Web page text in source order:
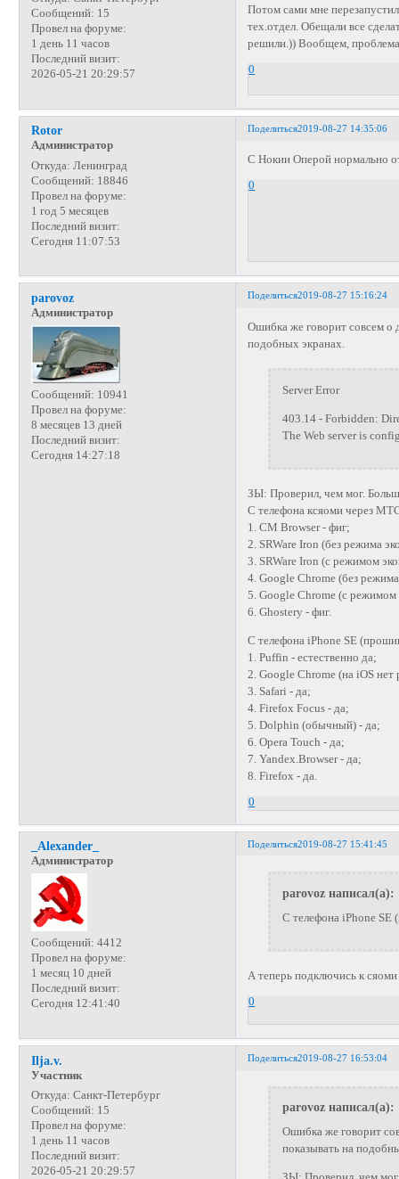
Сообщений: 15
Провел на форуме:
1 день 11 часов
Последний визит:
2026-05-21 20:29:57
Потом сами мне
тех.отдел. Обещали все
решили.)) Вообщем, проблема
0
Поделиться2019-08-27 14:35:06
Rotor
Администратор
Откуда: Ленинград
Сообщений: 18846
Провел на форуме:
1 год 5 месяцев
Последний визит:
Сегодня 11:07:53
С Нокии Оперой нормально
0
Поделиться2019-08-27 15:16:24
parovoz
Администратор
Сообщений: 10941
Провел на форуме:
8 месяцев 13 дней
Последний визит:
Сегодня 14:27:18
Ошибка же говорит совсем о
подобных экранах.
Server Error
403.14 - Forbidden:
The Web server is
ЗЫ: Проверил, чем мог.
С телефона ксяоми через
1. CM Browser - фиг;
2. SRWare Iron (без режима
3. SRWare Iron (с режимом
4. Google Chrome (без
5. Google Chrome (с режимом
6. Ghostery - фиг.
С телефона iPhone SE
1. Puffin - естественно да;
2. Google Chrome (на iOS
3. Safari - да;
4. Firefox Focus - да;
5. Dolphin (обычный) - да;
6. Opera Touch - да;
7. Yandex.Browser - да;
8. Firefox - да.
0
Поделиться2019-08-27 15:41:45
_Alexander_
Администратор
Сообщений: 4412
Провел на форуме:
1 месяц 10 дней
Последний визит:
Сегодня 12:41:40
parovoz написал(а):
С телефона iPhone SE
А теперь подключись к
0
Поделиться2019-08-27 16:53:04
Ilja.v.
Участник
Откуда: Санкт-Петербург
Сообщений: 15
Провел на форуме:
1 день 11 часов
Последний визит:
2026-05-21 20:29:57
parovoz написал(а):
Ошибка же говорит
показывать на